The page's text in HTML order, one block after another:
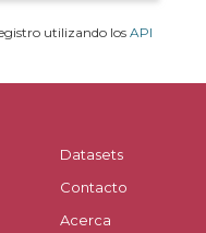
utilizando los API
Datasets
Contacto
Acerca